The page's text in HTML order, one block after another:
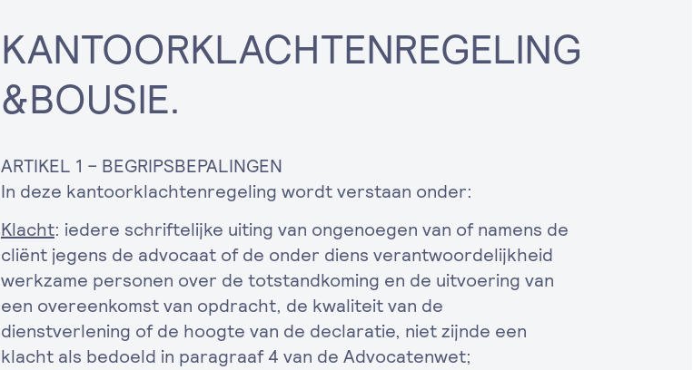
KANTOORKLACHTENREGELING
&BOUSIE.
ARTIKEL 1 – BEGRIPSBEPALINGEN
In deze kantoorklachtenregeling wordt verstaan onder:
Klacht: iedere schriftelijke uiting van ongenoegen van of namens de
cliënt jegens de advocaat of de onder diens verantwoordelijkheid
werkzame personen over de totstandkoming en de uitvoering van
een overeenkomst van opdracht, de kwaliteit van de
dienstverlening of de hoogte van de declaratie, niet zijnde een
klacht als bedoeld in paragraaf 4 van de Advocatenwet;